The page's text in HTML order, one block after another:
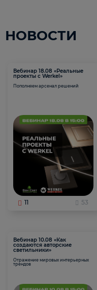
НОВОСТИ
Вебинар 18.08 «Реальные
проекты с Werkel»
Пополняем арсенал решений
11 53
Вебинар 10.08 «Как
создаются авторские
светильники»
Отражение мировых интерьерных
трендов